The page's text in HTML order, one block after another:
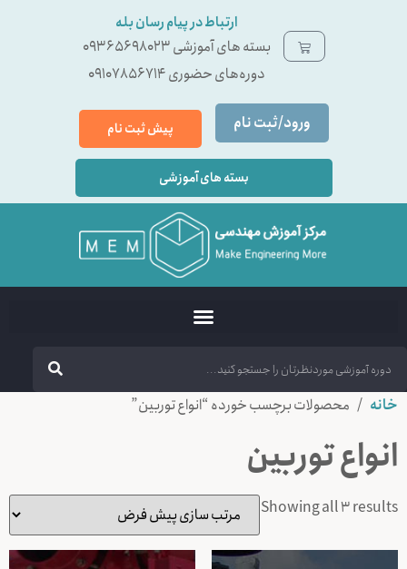
ارتباط در پیام رسان بله
بسته ‌های آموزشی 09365698023
دوره‌های حضوری 09107856714
ورود/ثبت نام پیش ثبت نام
بسته های آموزشی
خانه / محصولات برچسب خورده “انواع توربين”
انواع توربين
Showing all 3 results